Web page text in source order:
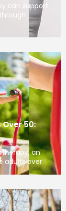
can support
50:
an
adults over